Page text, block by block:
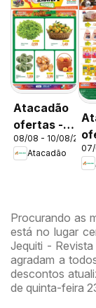
Atacadão
ofertas -
DF
08/08 - 10/08/2026
Atacadão
DF
Procurando as
está no lugar
Jequiti -
agradam a
descontos
de quinta-feira